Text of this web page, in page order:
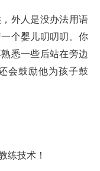
外人是没办法用语
个婴儿叨叨叨。你
悉一些后站在旁边
会鼓励他为孩子鼓
练技术！